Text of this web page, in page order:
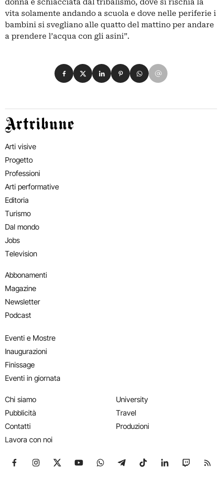
donna è schiacciata dal tribalismo, dove si rischia la
vita solamente andando a scuola e dove nelle periferie i
bambini si svegliano alle quatto del mattino per andare
a prendere l’acqua con gli asini”.
Condividi su Facebook
Condividi su X
Condividi su LinkedIn
Condividi su Pinterest
Condividi su WhatsApp
Condividi su Email
Artribune
Arti visive
Progetto
Professioni
Arti performative
Editoria
Turismo
Dal mondo
Jobs
Television
Abbonamenti
Magazine
Newsletter
Podcast
Eventi e Mostre
Inaugurazioni
Finissage
Eventi in giornata
Chi siamo
Pubblicità
Contatti
Lavora con noi
University
Travel
Produzioni
Seguici su Facebook
Seguici su Instagram
Seguici su X
Seguici su YouTube
Seguici su WhatsApp
Seguici su Telegram
Seguici su TikTok
Seguici su
Seguici